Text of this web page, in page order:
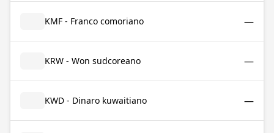
KMF - Franco comoriano —
KRW - Won sudcoreano —
KWD - Dinaro kuwaitiano —